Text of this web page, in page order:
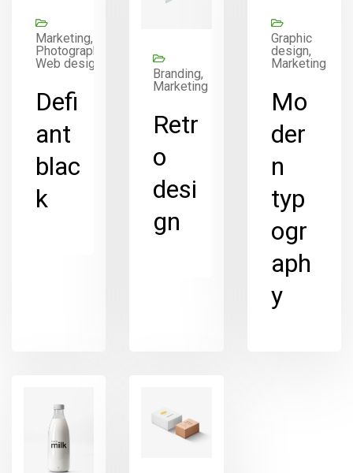
Marketing,
Photography,
Web design
Defi
ant
blac
k
Branding,
Marketing
Retr
o
desi
gn
Graphic
design,
Marketing
Mo
der
n
typ
ogr
aph
y